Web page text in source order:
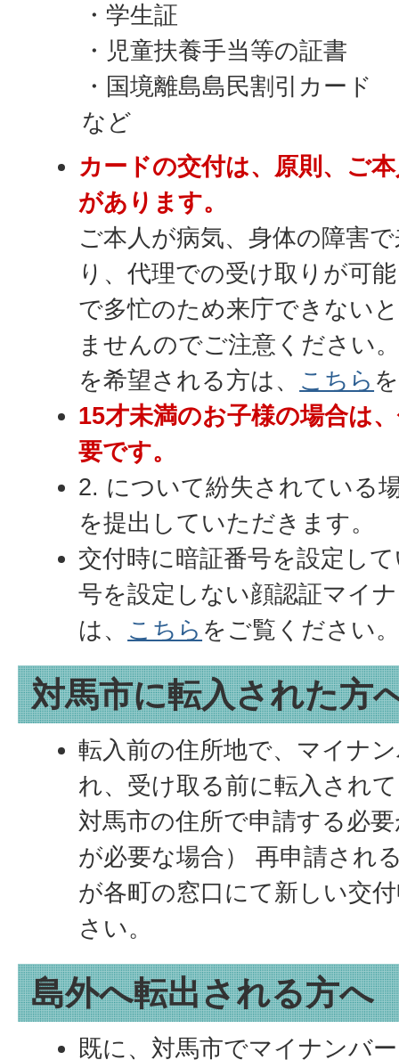
・学生証
・児童扶養手当等の証書
・国境離島島民割引カード
など
カードの交付は、原則、ご
があります。
ご本人が病気、身体の障害
り、代理での受け取りが可
で多忙のため来庁できない
ませんのでご注意ください
を希望される方は、 こちら
15才未満のお子様の場合は
要です。
2. について紛失されている
を提出していただきます。
交付時に暗証番号を設定し
号を設定しない顔認証マイ
は、 こちら をご覧ください
対馬市に転入された方
転入前の住所地で、マイナ
れ、受け取る前に転入され
対馬市の住所で申請する必
が必要な場合） 再申請され
が各町の窓口にて新しい交
さい。
島外へ転出される方へ
既に、対馬市でマイナンバ